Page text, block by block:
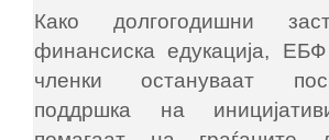
Како долгогодишни
финансиска едукација,
членки остануваат
поддршка на